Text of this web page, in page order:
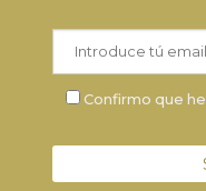
Confirmo que